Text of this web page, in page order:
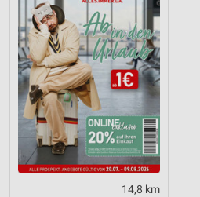
14,8 km